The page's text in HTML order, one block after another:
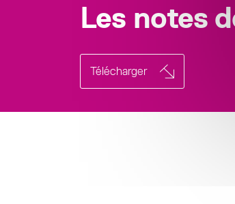
Les notes
Télécharger